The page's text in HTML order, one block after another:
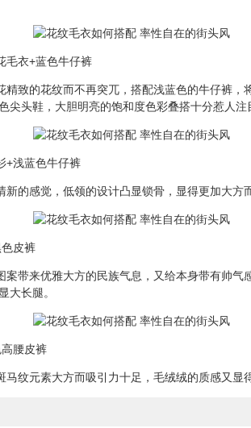
衣+蓝色牛仔裤
致的花纹而不再突兀，搭配浅蓝色的牛仔裤，
尖头鞋，大胆明亮的饱和度色彩叠搭十分惹人注
浅蓝色牛仔裤
的感觉，低领的设计凸显锁骨，显得更加大方而
皮裤
带来优雅大方的民族气息，又给本身带有帅气
大长腿。
腰皮裤
纹元素大方而吸引力十足，毛绒绒的质感又显得